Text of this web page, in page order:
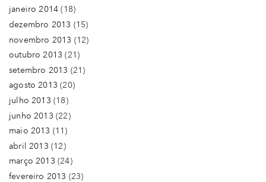
janeiro 2014 (18)
dezembro 2013 (15)
novembro 2013 (12)
outubro 2013 (21)
setembro 2013 (21)
agosto 2013 (20)
julho 2013 (18)
junho 2013 (22)
maio 2013 (11)
abril 2013 (12)
março 2013 (24)
fevereiro 2013 (23)